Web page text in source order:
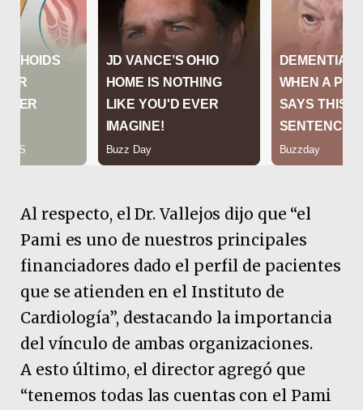
Al respecto, el Dr. Vallejos dijo que “el
Pami es uno de nuestros principales
financiadores dado el perfil de pacientes
que se atienden en el Instituto de
Cardiología”, destacando la importancia
del vínculo de ambas organizaciones.
A esto último, el director agregó que
“tenemos todas las cuentas con el Pami